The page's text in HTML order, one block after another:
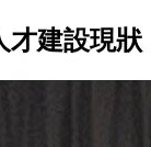
才建設現狀